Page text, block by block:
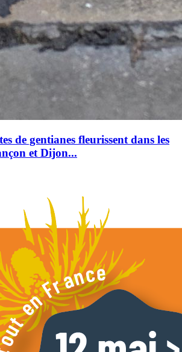
de gentianes fleurissent dans les
et Dijon...